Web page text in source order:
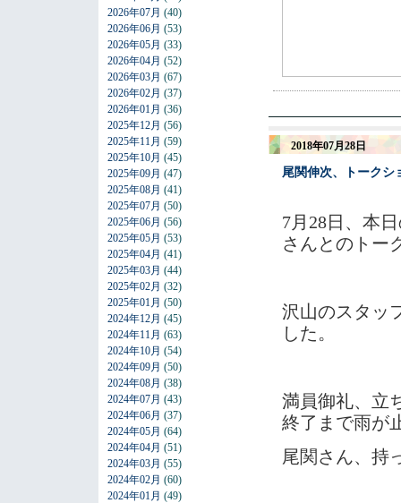
2026年07月 (40)
2026年06月 (53)
2026年05月 (33)
2026年04月 (52)
2026年03月 (67)
2026年02月 (37)
2026年01月 (36)
2025年12月 (56)
2025年11月 (59)
2025年10月 (45)
2025年09月 (47)
2025年08月 (41)
2025年07月 (50)
2025年06月 (56)
2025年05月 (53)
2025年04月 (41)
2025年03月 (44)
2025年02月 (32)
2025年01月 (50)
2024年12月 (45)
2024年11月 (63)
2024年10月 (54)
2024年09月 (50)
2024年08月 (38)
2024年07月 (43)
2024年06月 (37)
2024年05月 (64)
2024年04月 (51)
2024年03月 (55)
2024年02月 (60)
2024年01月 (49)
2018年07月28日
尾関伸次、トークシ
7月28日、本
さんとのトー
沢山のスタッ
した。
満員御礼、立
終了まで雨が
尾関さん、持